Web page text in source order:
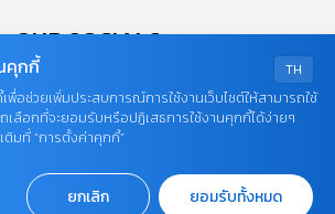
OUR SOCIALS
2026
TH
คุกกี้
เพื่อช่วยเพิ่มประสบการณ์การใช้งานเว็บไซต์ให้สามารถใช้
ลือกที่จะยอมรับหรือปฏิเสธการใช้งานคุกกี้ได้ง่ายๆ
ติมที่ “การตั้งค่าคุกกี้”
ยกเลิก ยอมรับทั้งหมด